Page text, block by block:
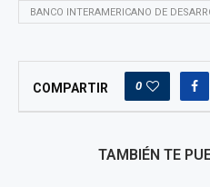
BANCO INTERAMERICANO DE
COMPARTIR 0
TAMBIÉN TE